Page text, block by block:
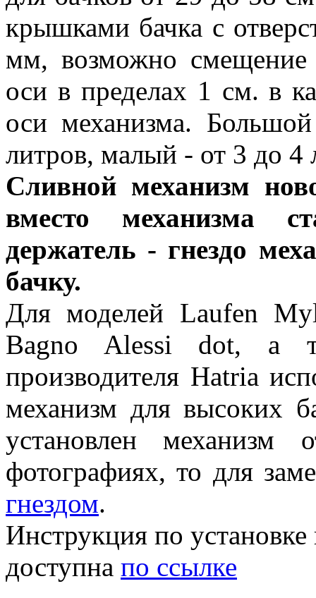
крышками бачка с
мм, возможно смещение
оси в пределах 1 см. в
оси механизма.
литров, малый - от 3 до 4
Сливной механизм
вместо механизма
держатель - гнездо
бачку.
Для моделей Laufen
Bagno Alessi dot, а
производителя Hatria
механизм для высоких
установлен механизм
фотографиях, то для
гнездом.
Инструкция по
доступна по ссылке